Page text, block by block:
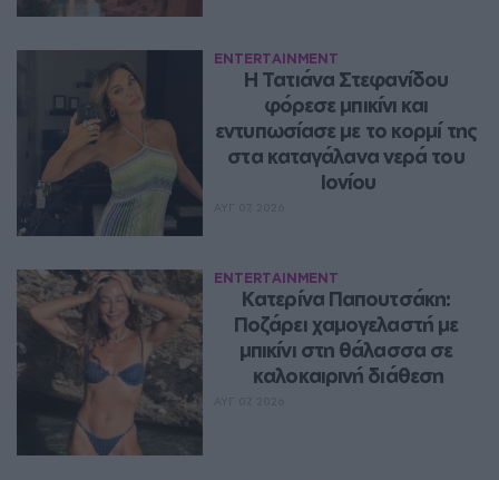
ENTERTAINMENT
Η Τατιάνα Στεφανίδου
φόρεσε μπικίνι και
εντυπωσίασε με το κορμί της
στα καταγάλανα νερά του
Ιονίου
ENTERTAINMENT
Κατερίνα Παπουτσάκη:
Ποζάρει χαμογελαστή με
μπικίνι στη θάλασσα σε
καλοκαιρινή διάθεση